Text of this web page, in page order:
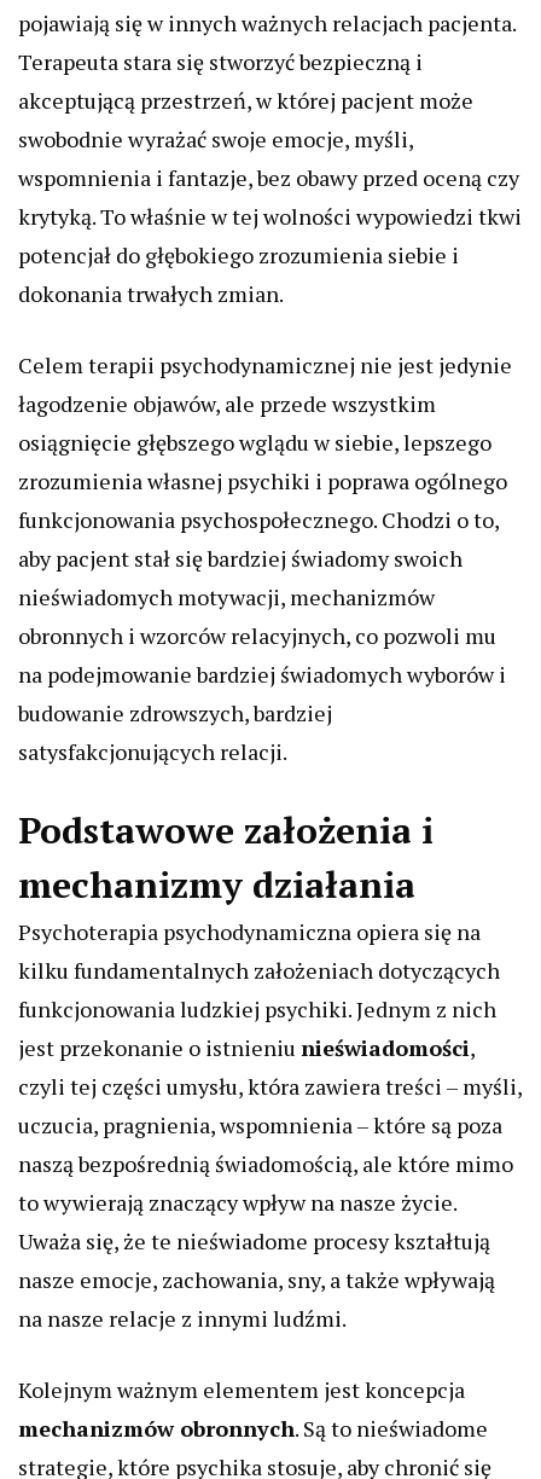
pojawiają się w innych ważnych relacjach pacjenta.
Terapeuta stara się stworzyć bezpieczną i
akceptującą przestrzeń, w której pacjent może
swobodnie wyrażać swoje emocje, myśli,
wspomnienia i fantazje, bez obawy przed oceną czy
krytyką. To właśnie w tej wolności wypowiedzi tkwi
potencjał do głębokiego zrozumienia siebie i
dokonania trwałych zmian.
Celem terapii psychodynamicznej nie jest jedynie
łagodzenie objawów, ale przede wszystkim
osiągnięcie głębszego wglądu w siebie, lepszego
zrozumienia własnej psychiki i poprawa ogólnego
funkcjonowania psychospołecznego. Chodzi o to,
aby pacjent stał się bardziej świadomy swoich
nieświadomych motywacji, mechanizmów
obronnych i wzorców relacyjnych, co pozwoli mu
na podejmowanie bardziej świadomych wyborów i
budowanie zdrowszych, bardziej
satysfakcjonujących relacji.
Podstawowe założenia i
mechanizmy działania
Psychoterapia psychodynamiczna opiera się na
kilku fundamentalnych założeniach dotyczących
funkcjonowania ludzkiej psychiki. Jednym z nich
jest przekonanie o istnieniu nieświadomości,
czyli tej części umysłu, która zawiera treści – myśli,
uczucia, pragnienia, wspomnienia – które są poza
naszą bezpośrednią świadomością, ale które mimo
to wywierają znaczący wpływ na nasze życie.
Uważa się, że te nieświadome procesy kształtują
nasze emocje, zachowania, sny, a także wpływają
na nasze relacje z innymi ludźmi.
Kolejnym ważnym elementem jest koncepcja
mechanizmów obronnych. Są to nieświadome
strategie, które psychika stosuje, aby chronić się